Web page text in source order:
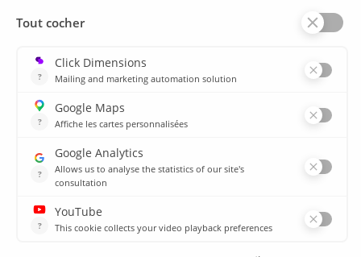
Formations
plan du site
Ressources
Médiathèque
CSIRT
Agences
Agences
© 2026 CODRA. Tous Droits Réservés.